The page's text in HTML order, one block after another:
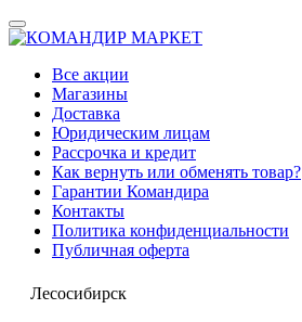
Все акции
Магазины
Доставка
Юридическим лицам
Рассрочка и кредит
Как вернуть или обменять товар?
Гарантии Командира
Контакты
Политика конфиденциальности
Публичная оферта
Лесосибирск